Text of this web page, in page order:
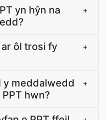
yn hŷn na
+
ôl trosi fy
+
y meddalwedd
hwn?
+